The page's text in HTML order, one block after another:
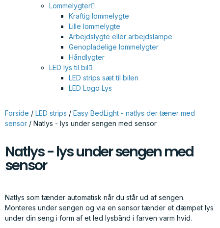
Lommelygter
Kraftig lommelygte
Lille lommelygte
Arbejdslygte eller arbejdslampe
Genopladelige lommelygter
Håndlygter
LED lys til bil
LED strips sæt til bilen
LED Logo Lys
Forside / LED strips / Easy BedLight - natlys der tæner med
sensor / Natlys - lys under sengen med sensor
Natlys - lys under sengen med
sensor
Natlys som tænder automatisk når du står ud af sengen.
Monteres under sengen og via en sensor tænder et dæmpet lys
under din seng i form af et led lysbånd i farven varm hvid.